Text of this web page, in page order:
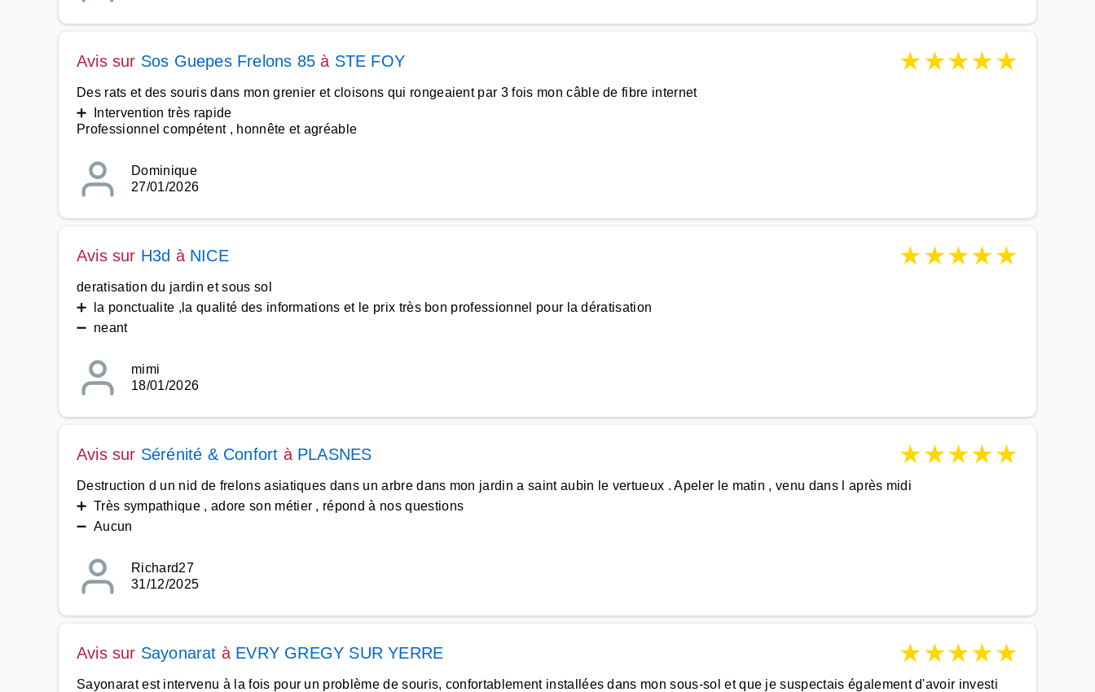
Avis sur Sos Guepes Frelons 85 à STE FOY ★★★★★
Des rats et des souris dans mon grenier et cloisons qui rongeaient par 3 fois mon câble de fibre internet
➕ Intervention très rapide
Professionnel compétent , honnête et agréable
Dominique
27/01/2026
Avis sur H3d à NICE ★★★★★
deratisation du jardin et sous sol
➕ la ponctualite ,la qualité des informations et le prix très bon professionnel pour la dératisation
➖ neant
mimi
18/01/2026
Avis sur Sérénité & Confort à PLASNES ★★★★★
Destruction d un nid de frelons asiatiques dans un arbre dans mon jardin a saint aubin le vertueux . Apeler le matin , venu dans l après midi
➕ Très sympathique , adore son métier , répond à nos questions
➖ Aucun
Richard27
31/12/2025
Avis sur Sayonarat à EVRY GREGY SUR YERRE ★★★★★
Sayonarat est intervenu à la fois pour un problème de souris, confortablement installées dans mon sous-sol et que je suspectais également d'avoir investi